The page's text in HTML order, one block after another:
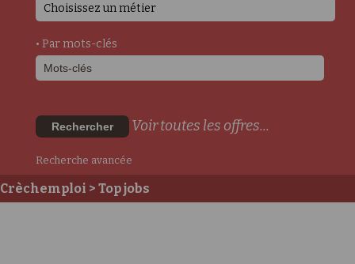
Choisissez un métier
• Par mots-clés
Rechercher Voir toutes les offres...
Recherche avancée
Crèchemploi > Top jobs